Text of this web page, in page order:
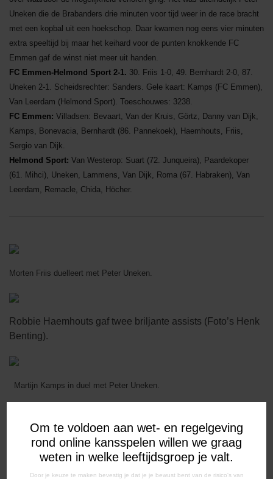
Om te voldoen aan wet- en regelgeving
rond online kansspelen willen we graag
weten in welke leeftijdsgroep je valt.
Door je keuze te maken bevestig je dat je je bewust bent van de risico's van
Uneken die de Brabanders drie minuten voor tijd weer in de race bracht
met een kopbal uit een hoekschop. Daar kwamen nog eens vier minuten
extra speeltijd bij maar het keihard voor de punten knokkende FC
Emmen gaf de winst niet meer uit handen.
FC Emmen-Helmond Sport 2-1. 30. Friis 1-0, 49. Bernhardt 2-0, 87.
Uneken 2-1. Scheidsrechter: Sanders. Gele kaart: Kamps (FC Emmen),
Van Leerdam (Helmond Sport). Toeschouwes: 3238.
FC Emmen: Villadsen: Bevaart, Van der Kruis, Görtz, Danny van Dijk,
Kamps, Bonevacia, Bernhardt (86. Pannekoek), Haemhouts, Friis,
Sergio van Dijk.
Helmond Sport: Van Westerop: Suart (72. Junqueira), Paardekoper
(61. Mihci), Uneken, Lammens, Van Dijk, Roma (67. Habraken), Van
Leerdam, Remacle, Chida, Höcher.
Morten Friis duelleert met Peter Uneken.
Robbie Haemhouts gaf twee briljante assists (Foto’s Henk
Benting).
Martijn Kamps in duel met Peter Uneken.
Edgar Bernhardt heeft de hele defensie van Helmond Sport verschalkt.